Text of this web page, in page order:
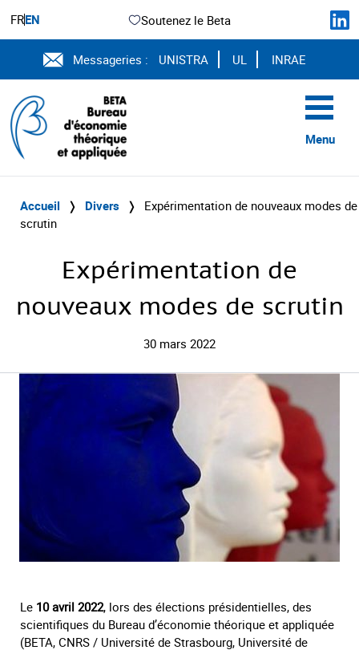
FREN Soutenez le Beta
Messageries : UNISTRA UL INRAE
Menu
Accueil ❭ Divers ❭
Expérimentation de nouveaux modes de
scrutin
Expérimentation de
nouveaux modes de scrutin
30 mars 2022
Le 10 avril 2022, lors des élections présidentielles, des
scientifiques du Bureau d’économie théorique et appliquée
(BETA, CNRS / Université de Strasbourg, Université de